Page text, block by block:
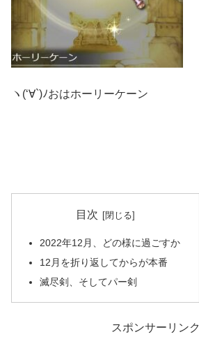
ヽ(‘∀`)ﾉおはホーリーケーン
目次
2022年12月、どの様に過ごすか
12月を折り返してからが本番
滅尽剣、そしてパー剣
スポンサーリンク